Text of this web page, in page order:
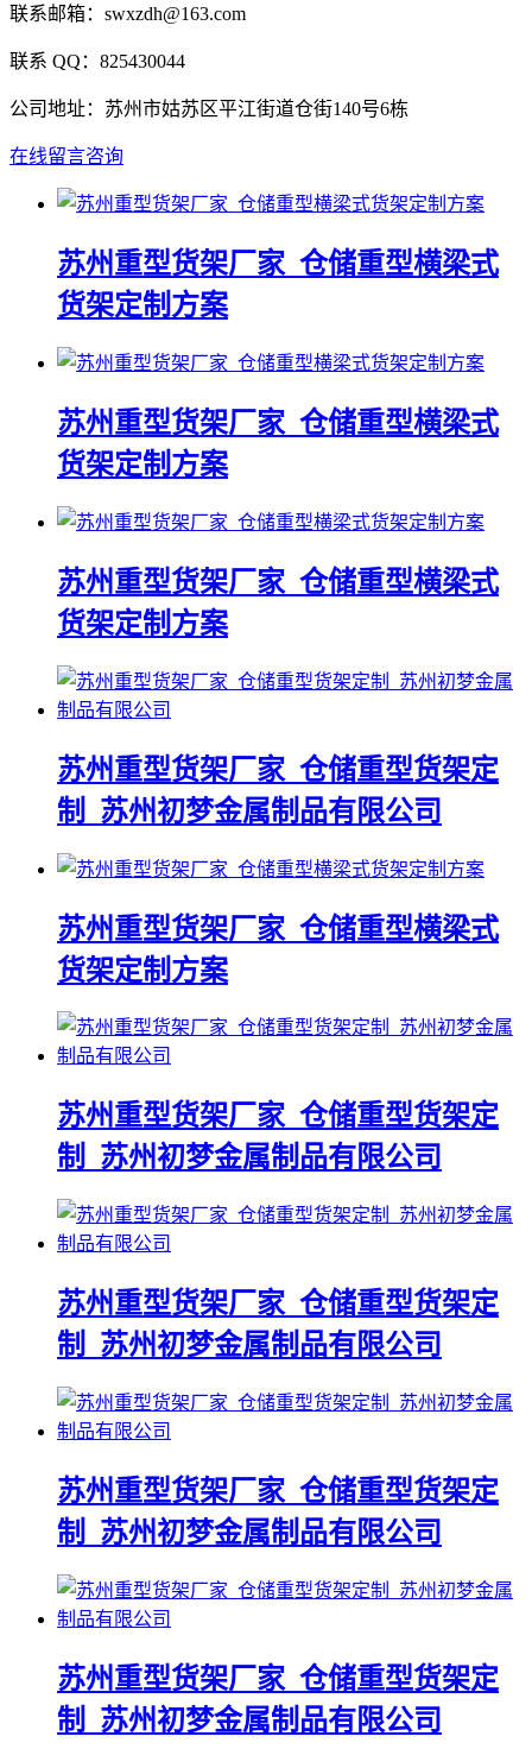
联系邮箱：swxzdh@163.com
联系 QQ：825430044
公司地址：苏州市姑苏区平江街道仓街140号6栋
在线留言咨询
苏州重型货架厂家_仓储重型横梁式
货架定制方案
苏州重型货架厂家_仓储重型横梁式
货架定制方案
苏州重型货架厂家_仓储重型横梁式
货架定制方案
苏州重型货架厂家_仓储重型货架定
制_苏州初梦金属制品有限公司
苏州重型货架厂家_仓储重型横梁式
货架定制方案
苏州重型货架厂家_仓储重型货架定
制_苏州初梦金属制品有限公司
苏州重型货架厂家_仓储重型货架定
制_苏州初梦金属制品有限公司
苏州重型货架厂家_仓储重型货架定
制_苏州初梦金属制品有限公司
苏州重型货架厂家_仓储重型货架定
制_苏州初梦金属制品有限公司